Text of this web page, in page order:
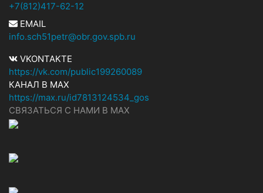
+7(812)417-62-12
EMAIL
info.sch51petr@obr.gov.spb.ru
VKONTAKTE
https://vk.com/public199260089
КАНАЛ В MAX
https://max.ru/id7813124534_gos
СВЯЗАТЬСЯ С НАМИ В МАХ